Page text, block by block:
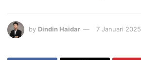
by Dindin Haidar 7 Januari 2025